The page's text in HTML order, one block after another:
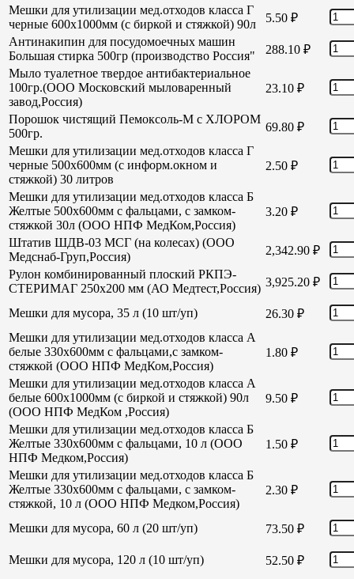
Мешки для утилизации мед.отходов класса Г
черные 600х1000мм (с биркой и стяжкой) 90л
5.50 ₽
Антинакипин для посудомоечных машин
Большая стирка 500гр (производство Россия"
288.10 ₽
Мыло туалетное твердое антибактериальное
100гр.(ООО Московский мыловаренный
завод,Россия)
23.10 ₽
Порошок чистящий Пемоксоль-М с ХЛОРОМ
500гр.
69.80 ₽
Мешки для утилизации мед.отходов класса Г
черные 500х600мм (с информ.окном и
стяжкой) 30 литров
2.50 ₽
Мешки для утилизации мед.отходов класса Б
Желтые 500х600мм с фальцами, с замком-
стяжкой 30л (ООО НПФ МедКом,Россия)
3.20 ₽
Штатив ШДВ-03 МСГ (на колесах) (ООО
Медснаб-Груп,Россия)
2,342.90 ₽
Рулон комбинированный плоский РКПЭ-
СТЕРИМАГ 250х200 мм (АО Медтест,Россия) 3,925.20 ₽
Мешки для мусора, 35 л (10 шт/уп) 26.30 ₽
Мешки для утилизации мед.отходов класса А
белые 330х600мм с фальцами,с замком-
стяжкой (ООО НПФ МедКом,Россия)
1.80 ₽
Мешки для утилизации мед.отходов класса А
белые 600х1000мм (с биркой и стяжкой) 90л
(ООО НПФ МедКом ,Россия)
9.50 ₽
Мешки для утилизации мед.отходов класса Б
Желтые 330х600мм с фальцами, 10 л (ООО
НПФ Медком,Россия)
1.50 ₽
Мешки для утилизации мед.отходов класса Б
Желтые 330х600мм с фальцами, с замком-
стяжкой, 10 л (ООО НПФ Медком,Россия)
2.30 ₽
Мешки для мусора, 60 л (20 шт/уп) 73.50 ₽
Мешки для мусора, 120 л (10 шт/уп) 52.50 ₽